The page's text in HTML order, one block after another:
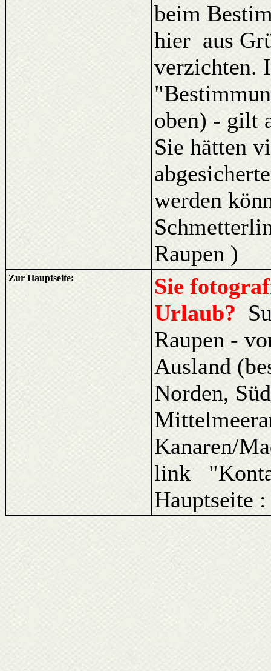
beim
hier aus
verzichten.
oben) - gilt
Sie hätten
werden
Raupen )
Zur Hauptseite:
Sie
Urlaub?
Raupen -
Ausland
Norden,
Kanaren/
link
Hauptseite :